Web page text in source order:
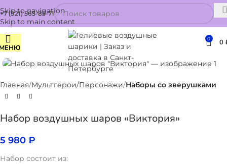
Skip to navigation
Skip to main content
+7 (921) 565-85-71
0 0
Нажмите, чтобы увеличить
Главная Мультгерои/Персонажи Наборы со зверушками
Набор воздушных шаров «Виктория»
5 980 ₽
Набор состоит из: